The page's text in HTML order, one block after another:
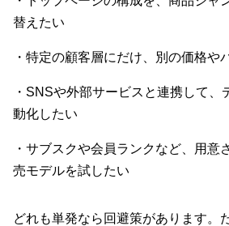
替えたい
・特定の顧客層にだけ、別の価格や
・SNSや外部サービスと連携して、
動化したい
・サブスクや会員ランクなど、用意
売モデルを試したい
どれも単発なら回避策があります。